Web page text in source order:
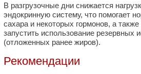
В разгрузочные дни снижается
эндокринную систему, что помогает
сахара и некоторых гормонов, а
запустить использование резервных
(отложенных ранее жиров).
Рекомендации